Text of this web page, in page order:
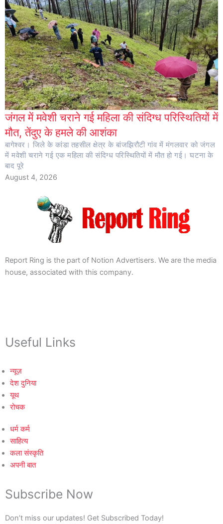
जंगल में मवेशी चराने गई महिला की संदिग्ध परिस्थितियों में
मौत, तेंदुए के हमले की आशंका
बागेश्वर। जिले के कांडा तहसील क्षेत्र के बांजझिरौटी गांव में मंगलवार को जंगल
में मवेशी चराने गई एक महिला की संदिग्ध परिस्थितियों में मौत हो गई। घटना के
बाद पूरे
August 4, 2026
Report Ring is the part of Notion Advertisers. We are the media
house, associated with this company.
Useful Links
न्यूज़
देश दुनिया
यूथ
रोचक
धर्म कर्म
साहित्य
कला संस्कृति
अपनी बात
Subscribe Now
Don’t miss our updates! Get Subscribed Today!